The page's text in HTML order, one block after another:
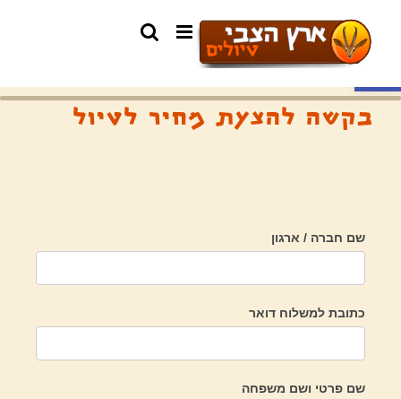
פתח סרגל נגישות
בקשה להצעת מחיר לטיול
שם חברה / ארגון
כתובת למשלוח דואר
שם פרטי ושם משפחה